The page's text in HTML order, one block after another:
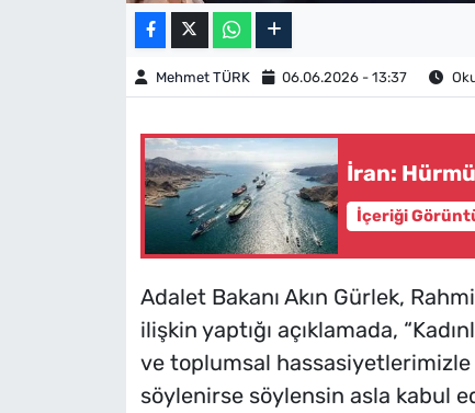
Mehmet TÜRK 06.06.2026 - 13:37
İran:
İçeriği
Adalet Bakanı Akın Gürlek,
ilişkin yaptığı açıklamada,
ve toplumsal
söylenirse söylensin asla kabul